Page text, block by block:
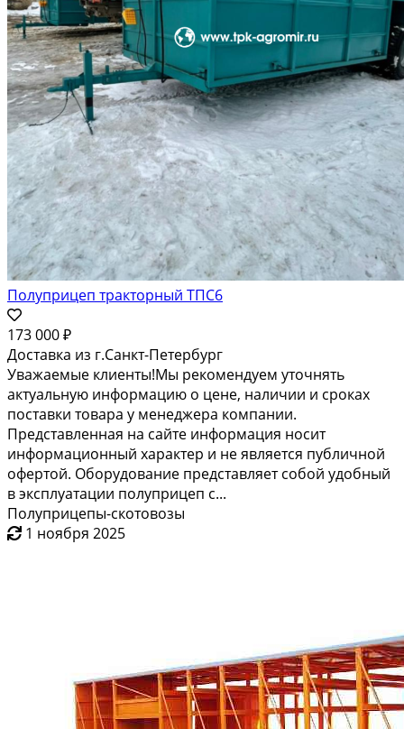
Полуприцеп тракторный ТПС6
173 000 ₽
Доставка из г.Санкт-Петербург
Уважаемые клиенты!Мы рекомендуем уточнять
актуальную информацию о цене, наличии и сроках
поставки товара у менеджера компании.
Представленная на сайте информация носит
информационный характер и не является публичной
офертой. Оборудование представляет собой удобный
в эксплуатации полуприцеп с...
Полуприцепы-скотовозы
1 ноября 2025